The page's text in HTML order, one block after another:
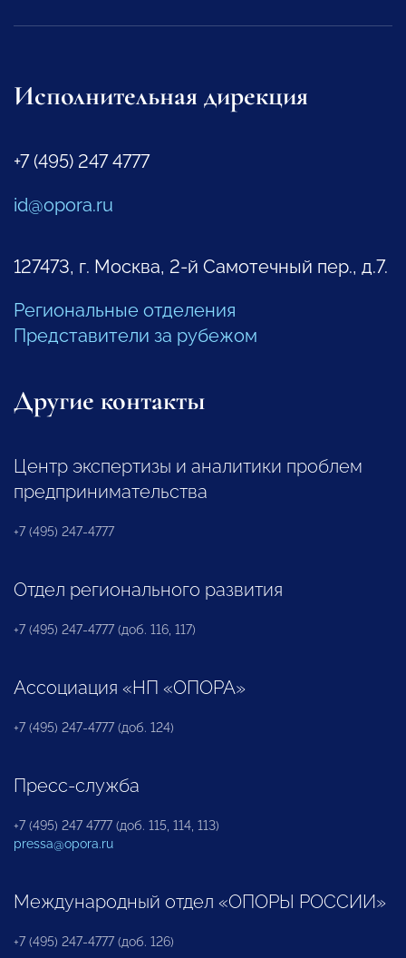
Исполнительная дирекция
+7 (495) 247 4777
id@opora.ru
127473, г. Москва, 2-й Самотечный пер., д.7.
Региональные отделения
Представители за рубежом
Другие контакты
Центр экспертизы и аналитики проблем
предпринимательства
+7 (495) 247-4777
Отдел регионального развития
+7 (495) 247-4777 (доб. 116, 117)
Ассоциация «НП «ОПОРА»
+7 (495) 247-4777 (доб. 124)
Пресс-служба
+7 (495) 247 4777 (доб. 115, 114, 113)
pressa@opora.ru
Международный отдел «ОПОРЫ РОССИИ»
+7 (495) 247-4777 (доб. 126)